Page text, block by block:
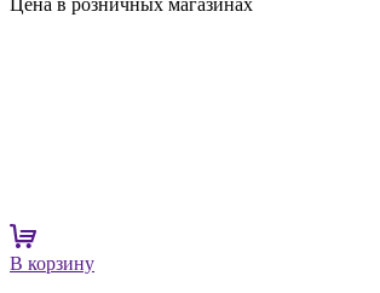
В корзину